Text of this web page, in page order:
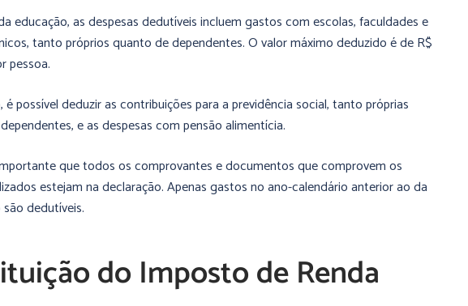
educação, as despesas dedutíveis incluem gastos com escolas, faculdades e
tanto próprios quanto de dependentes. O valor máximo deduzido é de R$
pessoa.
é possível deduzir as contribuições para a previdência social, tanto próprias
e as despesas com pensão alimentícia.
que todos os comprovantes e documentos que comprovem os
estejam na declaração. Apenas gastos no ano-calendário anterior ao da
dedutíveis.
do Imposto de Renda